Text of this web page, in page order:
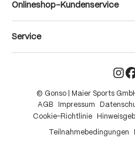
Onlineshop-Kundenservice
Service
© Gonso | Maier Sports
AGB
Impressum
Cookie-Richtlinie
Teilnahmebedingungen